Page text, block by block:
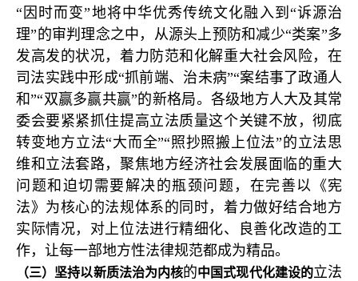
“因时而变”地将中华优秀传统文化融入到“诉源治
理”的审判理念之中，从源头上预防和减少“类案”多
发高发的状况，着力防范和化解重大社会风险，在
司法实践中形成“抓前端、治未病”“案结事了政通人
和”“双赢多赢共赢”的新格局。各级地方人大及其常
委会要紧紧抓住提高立法质量这个关键不放，彻底
转变地方立法“大而全”“照抄照搬上位法”的立法思
维和立法套路，聚焦地方经济社会发展面临的重大
问题和迫切需要解决的瓶颈问题，在完善以《宪
法》为核心的法规体系的同时，着力做好结合地方
实际情况，对上位法进行精细化、良善化改造的工
作，让每一部地方性法律规范都成为精品。
（三）坚持以新质法治为内核的中国式现代化建设的立法